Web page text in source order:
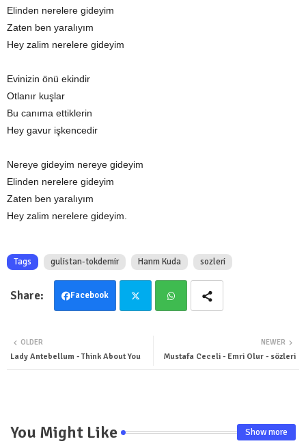
Elinden nerelere gideyim
Zaten ben yaralıyım
Hey zalim nerelere gideyim
Evinizin önü ekindir
Otlanır kuşlar
Bu canıma ettiklerin
Hey gavur işkencedir
Nereye gideyim nereye gideyim
Elinden nerelere gideyim
Zaten ben yaralıyım
Hey zalim nerelere gideyim.
Tags gulistan-tokdemir Harım Kuda sozleri
Facebook
ter tsa
NEWER
Mustafa Ceceli - Emri Olur - sözleri
OLDER
Lady Antebellum - Think About You
You Might Like Show more